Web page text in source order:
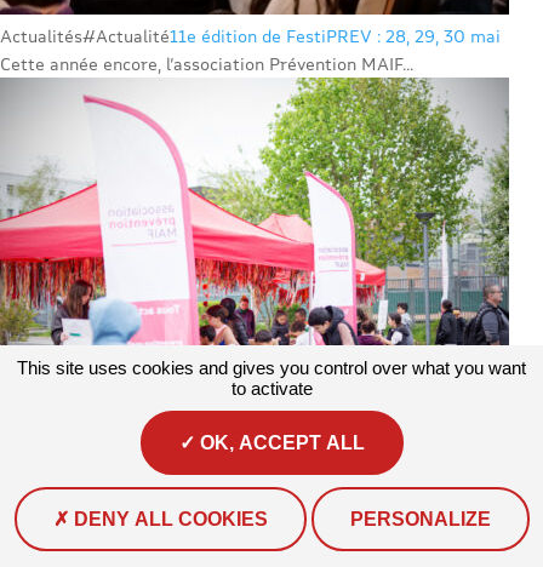
Actualités#Actualité11e édition de FestiPREV : 28, 29, 30 mai
Cette année encore, l’association Prévention MAIF...
Actualités#Actualité #Environnement
Lille accueille la première
édition du Printemps du Climat : un bilan qui donne envie de
continuer !
This site uses cookies and gives you control over what you want
to activate
OK, ACCEPT ALL
DENY ALL COOKIES PERSONALIZE